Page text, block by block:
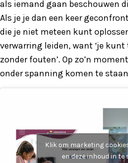
als iemand gaan beschouwen
Als je je dan een keer
die je niet meteen kunt
verwarring leiden, want ‘je
zonder fouten’. Op zo’n
onder spanning komen te
Klik om marketing
en deze inhoud in te